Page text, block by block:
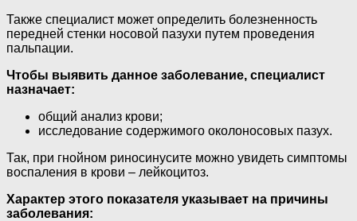
Также специалист может определить болезненность
передней стенки носовой пазухи путем проведения
пальпации.
Чтобы выявить данное заболевание, специалист
назначает:
общий анализ крови;
исследование содержимого околоносовых пазух.
Так, при гнойном риносинусите можно увидеть симптомы
воспаления в крови – лейкоцитоз.
Характер этого показателя указывает на причины
заболевания: